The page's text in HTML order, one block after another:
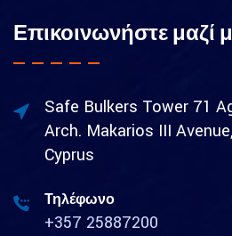
Επικοινωνήστε μαζί
Safe Bulkers Tower 71
Arch. Makarios III
Cyprus
Τηλέφωνο
+357 25887200